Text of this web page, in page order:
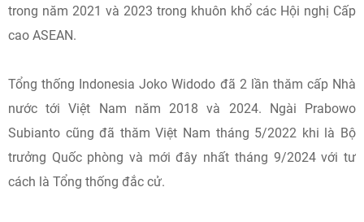
trong năm 2021 và 2023 trong khuôn khổ các Hội nghị Cấp
cao ASEAN.
Tổng thống Indonesia Joko Widodo đã 2 lần thăm cấp Nhà
nước tới Việt Nam năm 2018 và 2024. Ngài Prabowo
Subianto cũng đã thăm Việt Nam tháng 5/2022 khi là Bộ
trưởng Quốc phòng và mới đây nhất tháng 9/2024 với tư
cách là Tổng thống đắc cử.